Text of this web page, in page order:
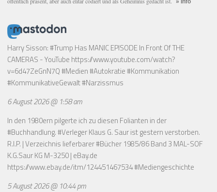
» Info
Harry Sisson: #Trump Has MANIC EPISODE In Front Of THE
CAMERAS - YouTube https://www.youtube.com/watch?
v=6d47ZeGnN7Q#Medien #Autokratie #Kommunikation
#KommunikativeGewalt #Narzissmus
6 August 2026 @ 1:58 am
In den 1980ern pilgerte ich zu diesen Folianten in der
#Buchhandlung. #Verleger Klaus G. Saur ist gestern verstorben.
R.I.P. | Verzeichnis lieferbarer #Bücher 1985/86 Band 3 MAL-SOF
K.G.Saur KG M-3250 | eBay.de
https://www.ebay.de/itm/124451467534#Mediengeschichte
5 August 2026 @ 10:44 pm